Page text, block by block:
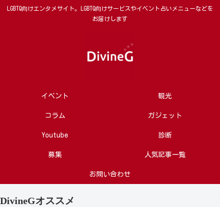
LGBTQ向けエンタメサイト。LGBTQ向けサービスやイベント占いメニューなどを
お届けします
イベント 観光
コラム ガジェット
Youtube 診断
募集 人気記事一覧
お問い合わせ
DivineGオススメ